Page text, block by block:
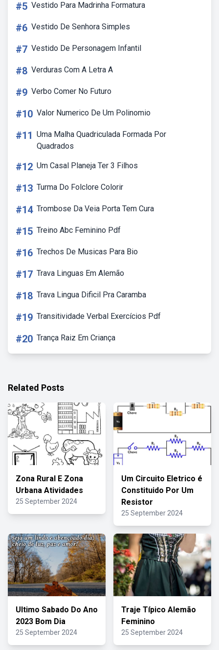
#5 Vestido Para Madrinha Formatura
#6 Vestido De Senhora Simples
#7 Vestido De Personagem Infantil
#8 Verduras Com A Letra A
#9 Verbo Comer No Futuro
#10 Valor Numerico De Um Polinomio
#11 Uma Malha Quadriculada Formada Por
Quadrados
#12 Um Casal Planeja Ter 3 Filhos
#13 Turma Do Folclore Colorir
#14 Trombose Da Veia Porta Tem Cura
#15 Treino Abc Feminino Pdf
#16 Trechos De Musicas Para Bio
#17 Trava Linguas Em Alemão
#18 Trava Lingua Dificil Pra Caramba
#19 Transitividade Verbal Exercícios Pdf
#20 Trança Raiz Em Criança
Related Posts
Zona Rural E Zona
Urbana Atividades
25 September 2024
Um Circuito Eletrico é
Constituido Por Um
Resistor
25 September 2024
Ultimo Sabado Do Ano
2023 Bom Dia
25 September 2024
Traje Típico Alemão
Feminino
25 September 2024